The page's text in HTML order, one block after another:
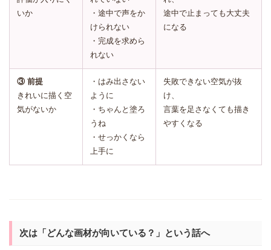
いか
・途中で声をか
けられない
・完成を求めら
れない
途中で止まっても大丈夫
になる
③ 前提
きれいに描く空
気がないか
・はみ出さない
ように
・ちゃんと塗ろ
うね
・せっかくなら
上手に
失敗できない空気が抜
け、
言葉を足さなくても描き
やすくなる
次は「どんな画材が向いている？」という話へ